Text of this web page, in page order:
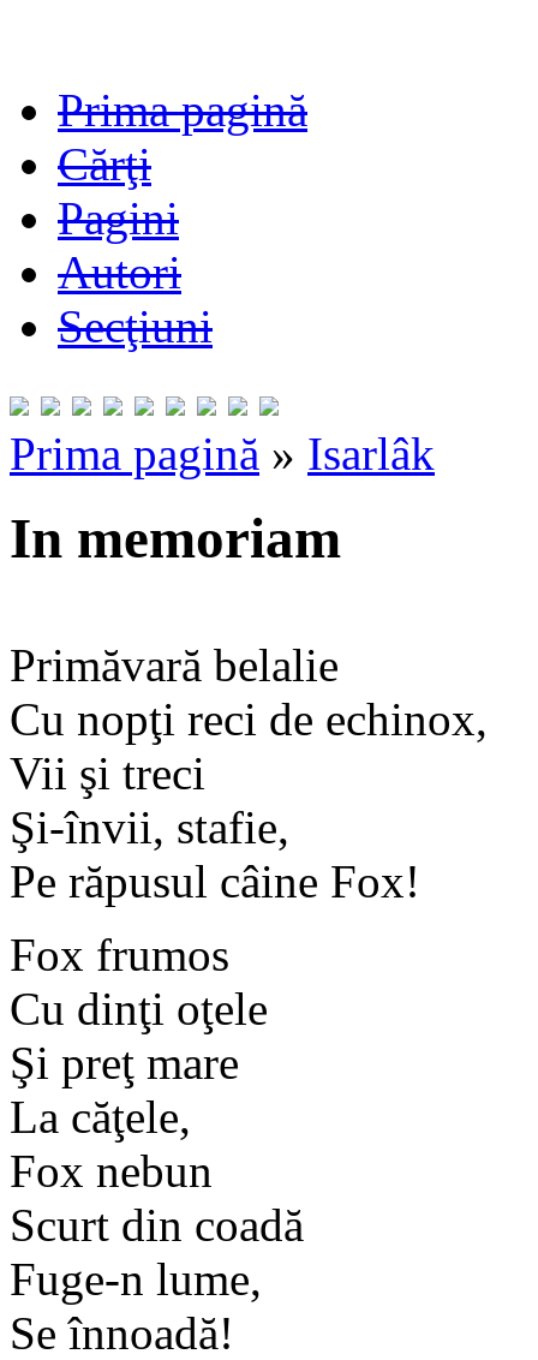
Prima pagină
Cărţi
Pagini
Autori
Secţiuni
Prima pagină » Isarlâk
In memoriam
Primăvară belalie
Cu nopţi reci de echinox,
Vii şi treci
Şi-învii, stafie,
Pe răpusul câine Fox!
Fox frumos
Cu dinţi oţele
Şi preţ mare
La căţele,
Fox nebun
Scurt din coadă
Fuge-n lume,
Se înnoadă!